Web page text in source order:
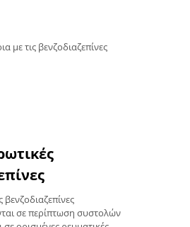
με τις βενζοδιαζεπίνες
σε περίπτωση συστολών